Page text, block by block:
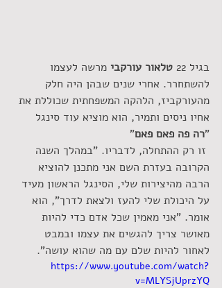
בגיל 22 טלאור עורקבי מרשה לעצמו
להשתחרר. אחרי שנים שבהן היה חלק
מהעורקביז, הלהקה המשפחתית שכוללת את
אחיו ניסים ותמיר, הוא מוציא עוד סינגל
"רה פה פאם פאם"
זו רק ההתחלה, לדבריו. "במהלך השנה
הקרובה בעזרת השם אני מתכנן להוציא
הרבה מהיצירות שלי, הסינגל הראשון מעיד
על היכולת שלי להעז ולצאת לדרך", הוא
אומר. "אני מאמין שכל אדם כדי להיות
מאושר צריך להגשים את עצמו ובמבט
לאחור להיות שלם עם מה שהוא עושה".
https://www.youtube.com/watch?
v=MLYSjUprzYQ